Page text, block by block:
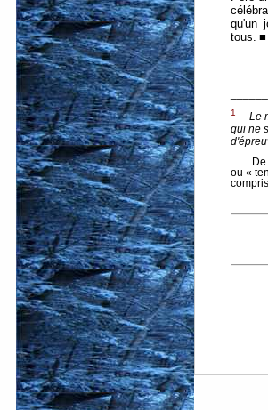
qu'un
tous. ■
1
Le
qui ne
ou «